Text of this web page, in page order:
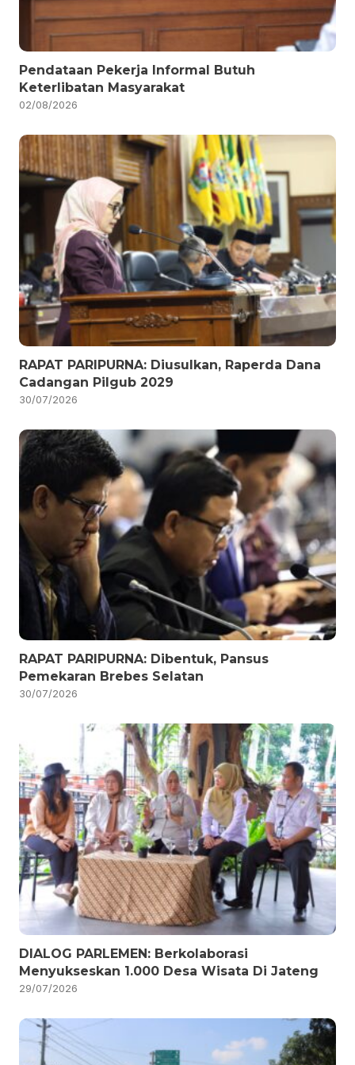
Pendataan Pekerja Informal Butuh
Keterlibatan Masyarakat
02/08/2026
RAPAT PARIPURNA: Diusulkan, Raperda Dana
Cadangan Pilgub 2029
30/07/2026
RAPAT PARIPURNA: Dibentuk, Pansus
Pemekaran Brebes Selatan
30/07/2026
DIALOG PARLEMEN: Berkolaborasi
Menyukseskan 1.000 Desa Wisata Di Jateng
29/07/2026